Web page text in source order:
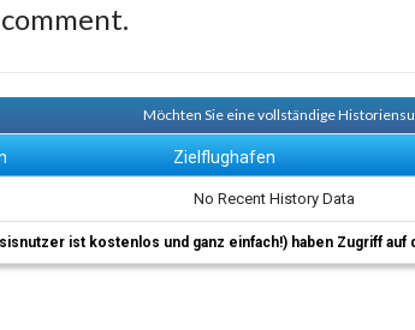
Möchten Sie eine vollständige
Zielflughafen
No Recent History Data
ist kostenlos und ganz einfach!) haben Zugriff